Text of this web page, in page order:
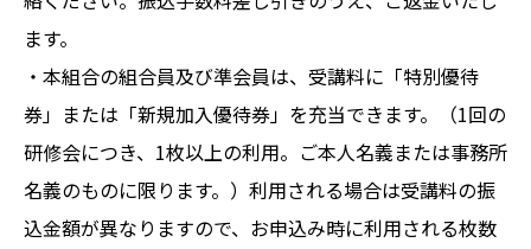
ます。
・本組合の組合員及び準会員は、受講料に「特別優待
券」または「新規加入優待券」を充当できます。（1回の
研修会につき、1枚以上の利用。ご本人名義または事務所
名義のものに限ります。）利用される場合は受講料の振
込金額が異なりますので、お申込み時に利用される枚数